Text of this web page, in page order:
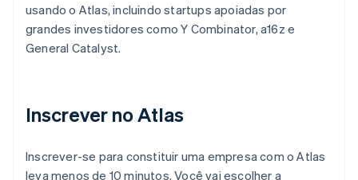
usando o Atlas, incluindo startups apoiadas por
grandes investidores como Y Combinator, a16z e
General Catalyst.
Inscrever no Atlas
Inscrever-se para constituir uma empresa com o Atlas
leva menos de 10 minutos. Você vai escolher a